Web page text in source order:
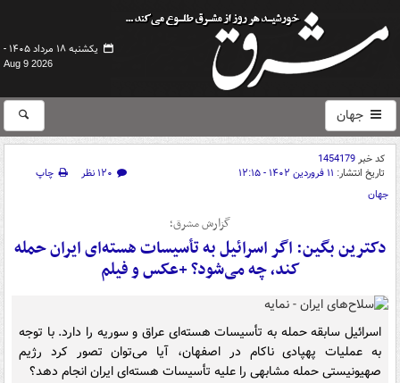
یکشنبه ۱۸ مرداد ۱۴۰۵ -
Aug 9 2026
جهان
کد خبر1454179
تاریخ انتشار: ۱۱ فروردین ۱۴۰۲ - ۱۲:۱۵ ۱۲۰ نظر
چاپ
جهان
گزارش مشرق؛
دکترین بگین: اگر اسرائیل به تأسیسات هسته‌ای ایران حمله
کند، چه می‌شود؟ +عکس و فیلم
اسرائیل سابقه حمله به تأسیسات هسته‌ای عراق و سوریه را دارد. با توجه
به عملیات پهپادی ناکام در اصفهان، آیا می‌توان تصور کرد رژیم
صهیونیستی حمله مشابهی را علیه تأسیسات هسته‌ای ایران انجام دهد؟